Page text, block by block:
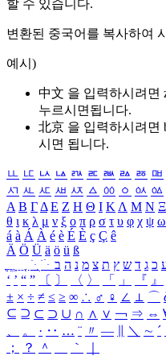
할 수 있습니다.
변환된 중국어를 복사하여
예시)
中文 을 입력하시려면
누르시면됩니다.
北京 을 입력하시려면
시면 됩니다.
ㅥ ㅦ ㅧ ㅨ ㅩ ㅪ ㅫ ㅬ ㅭ ㅮ
ㅺ ㅻ ㅼ ㅽ ㅾ ㅿ ㆀ ㆁ ㆂ ㆃ
Α Β ΓΔ Ε Ζ Η Θ Ι ΚΛ Μ Ν Ξ
θ ι κ λ μ ν ξ ο π ρ σ τ υ φ χ ψ ω
á à Á À é è É È ç Ç ê
Ä Ö Ü ä ö ü ß
ִֶֹ ֻּ ׁׂ כ ג ד ש ץ ת צ מ נ ה ב
‘ ’ “ ” 〔 〕 〈 〉 「 」 『 』
± × ÷ ≠ ≤ ≥ ∞ ∴ ♂ ♀ ∠ ⊥ ⌒
⊆ ⊇ ⊂ ⊃ ∪ ∩ ∧ ∨ ￢ ⇒ ⇔
、
。 · ‥ … ¨ 〃 ― ＼ ∼ ´
；
？ ＾ ｀